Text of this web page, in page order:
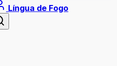
Língua de Fogo